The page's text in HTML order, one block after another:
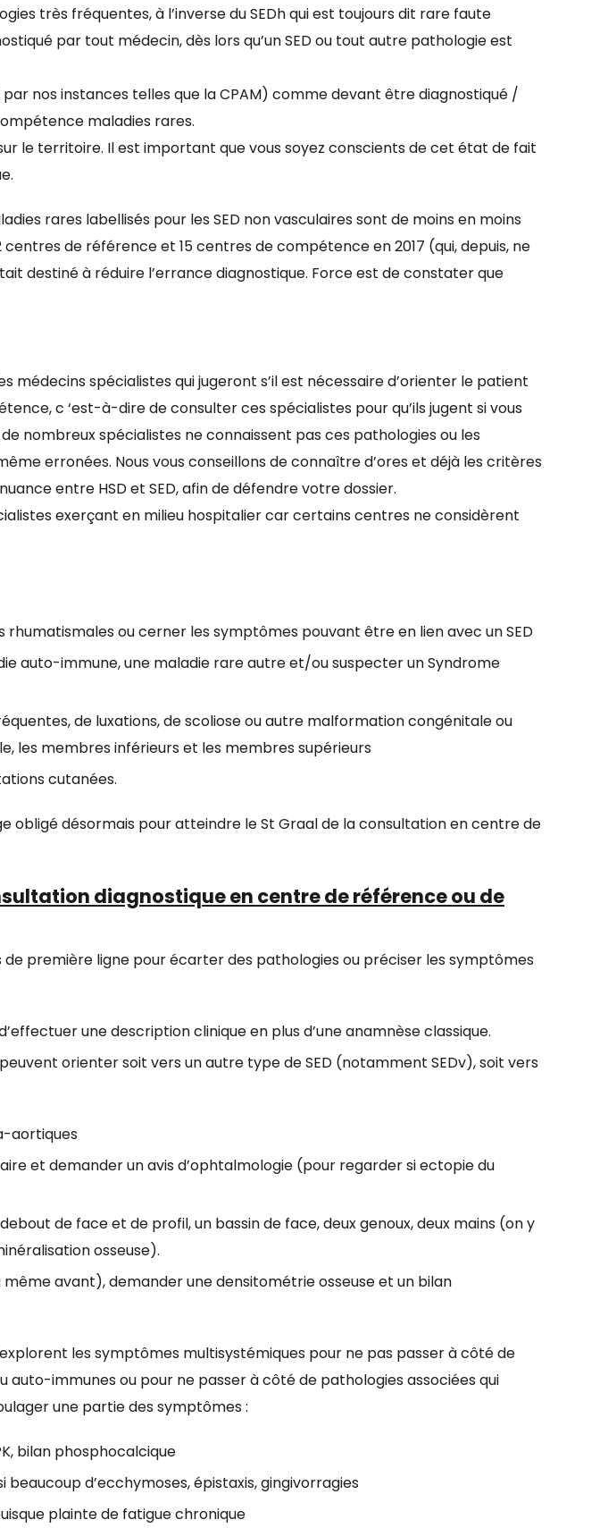
très fréquentes, à l’inverse du SEDh qui est toujours dit rare faute
par tout médecin, dès lors qu’un SED ou tout autre pathologie est
nos instances telles que la CPAM) comme devant être diagnostiqué /
maladies rares.
le territoire. Il est important que vous soyez conscients de cet état de fait
rares labellisés pour les SED non vasculaires sont de moins en moins
centres de référence et 15 centres de compétence en 2017 (qui, depuis, ne
destiné à réduire l’errance diagnostique. Force est de constater que
spécialistes qui jugeront s’il est nécessaire d’orienter le patient
c ‘est-à-dire de consulter ces spécialistes pour qu’ils jugent si vous
de nombreux spécialistes ne connaissent pas ces pathologies ou les
erronées. Nous vous conseillons de connaître d’ores et déjà les critères
entre HSD et SED, afin de défendre votre dossier.
exerçant en milieu hospitalier car certains centres ne considèrent
ou cerner les symptômes pouvant être en lien avec un SED
auto-immune, une maladie rare autre et/ou suspecter un Syndrome
de luxations, de scoliose ou autre malformation congénitale ou
les membres inférieurs et les membres supérieurs
cutanées.
obligé désormais pour atteindre le St Graal de la consultation en centre de
diagnostique en centre de référence ou de
première ligne pour écarter des pathologies ou préciser les symptômes
une description clinique en plus d’une anamnèse classique.
orienter soit vers un autre type de SED (notamment SEDv), soit vers
aortiques
et demander un avis d’ophtalmologie (pour regarder si ectopie du
de face et de profil, un bassin de face, deux genoux, deux mains (on y
osseuse).
même avant), demander une densitométrie osseuse et un bilan
les symptômes multisystémiques pour ne pas passer à côté de
immunes ou pour ne passer à côté de pathologies associées qui
une partie des symptômes :
bilan phosphocalcique
d’ecchymoses, épistaxis, gingivorragies
plainte de fatigue chronique